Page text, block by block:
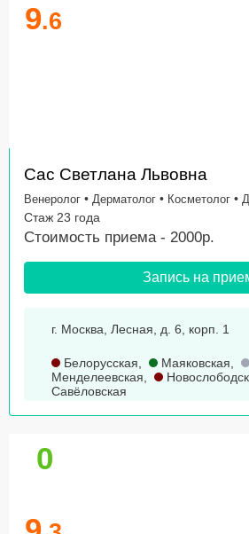
9.6
Сас Светлана Львовна
Венеролог • Дерматолог • Косметолог •
Стаж 23 года
Стоимость приема - 2000р.
Запись на
г. Москва, Лесная, д. 6, корп. 1
Белорусская Маяковская
Менделеевская
Савёловская
0